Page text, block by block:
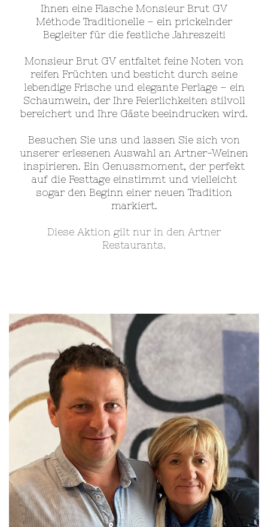
Ihnen eine Flasche Monsieur Brut GV
Méthode Traditionelle – ein prickelnder
Begleiter für die festliche Jahreszeit!
Monsieur Brut GV entfaltet feine Noten von
reifen Früchten und besticht durch seine
lebendige Frische und elegante Perlage – ein
Schaumwein, der Ihre Feierlichkeiten stilvoll
bereichert und Ihre Gäste beeindrucken wird.
Besuchen Sie uns und lassen Sie sich von
unserer erlesenen Auswahl an Artner-Weinen
inspirieren. Ein Genussmoment, der perfekt
auf die Festtage einstimmt und vielleicht
sogar den Beginn einer neuen Tradition
markiert.
Diese Aktion gilt nur in den Artner
Restaurants.